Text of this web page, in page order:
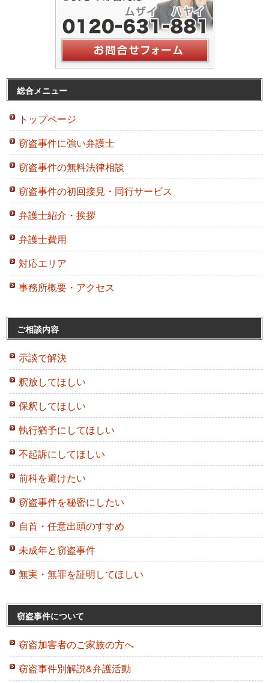
総合メニュー
トップページ
窃盗事件に強い弁護士
窃盗事件の無料法律相談
窃盗事件の初回接見・同行サービス
弁護士紹介・挨拶
弁護士費用
対応エリア
事務所概要・アクセス
ご相談内容
示談で解決
釈放してほしい
保釈してほしい
執行猶予にしてほしい
不起訴にしてほしい
前科を避けたい
窃盗事件を秘密にしたい
自首・任意出頭のすすめ
未成年と窃盗事件
無実・無罪を証明してほしい
窃盗事件について
窃盗加害者のご家族の方へ
窃盗事件別解説&弁護活動